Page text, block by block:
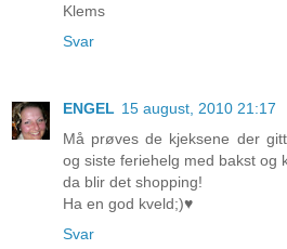
Klems
Svar
ENGEL 15 august, 2010 21:17
Må prøves de kjeksene der
og siste feriehelg med bakst og
da blir det shopping!
Ha en god kveld;)♥
Svar